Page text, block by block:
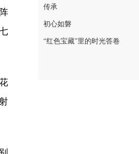
传承
初心如磐
“红色宝藏”里的时光答卷